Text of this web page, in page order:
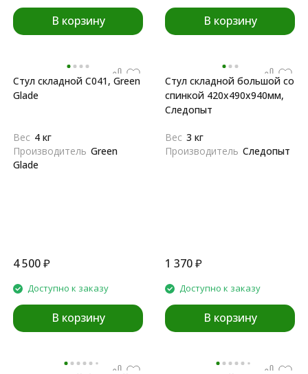
В корзину В корзину
Стул складной C041, Green
Glade
Вес 4 кг
Производитель Green
Glade
4 500₽
Доступно к заказу
В корзину
Стул складной большой со
спинкой 420х490х940мм,
Следопыт
Вес 3 кг
Производитель Следопыт
1 370₽
Доступно к заказу
В корзину